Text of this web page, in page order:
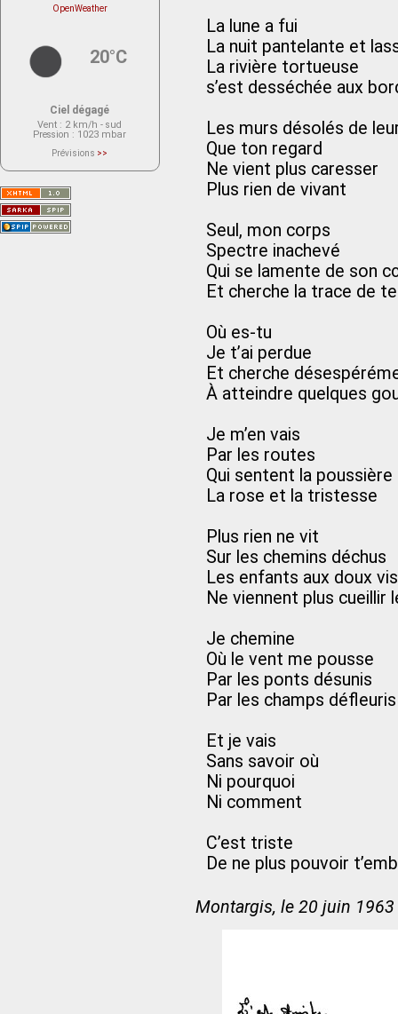
La lune a fui
La nuit pantelante et
La rivière tortueuse
s’est desséchée aux
Les murs désolés de
Que ton regard
Ne vient plus caresser
Plus rien de vivant
Seul, mon corps
Spectre inachevé
Qui se lamente de son
Et cherche la trace de
Où es-tu
Je t’ai perdue
Et cherche
À atteindre quelques
Je m’en vais
Par les routes
Qui sentent la poussière
La rose et la tristesse
Plus rien ne vit
Sur les chemins déchus
Les enfants aux doux
Ne viennent plus cueillir
Je chemine
Où le vent me pousse
Par les ponts désunis
Par les champs défleuris
Et je vais
Sans savoir où
Ni pourquoi
Ni comment
C’est triste
De ne plus pouvoir
Montargis, le 20 juin 1963
OpenWeather
20°C
Ciel dégagé
Vent : 2 km/h - sud
Pression : 1023 mbar
Prévisions >>
actuellement aucune prévision
Saint-Nom.
Veuillez consulter le message du
service ci-dessous.
(401 - Invalid API key. Please see
https://openweathermap.org/faq#error401